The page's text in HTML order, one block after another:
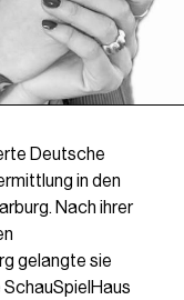
Deutsche
in den
Nach ihrer
gelangte sie